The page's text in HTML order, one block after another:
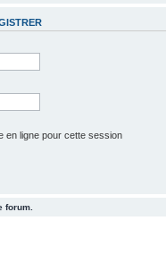
en ligne pour cette session
forum.